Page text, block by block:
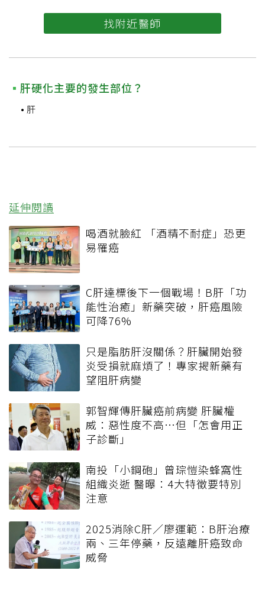
找附近醫師
肝硬化主要的發生部位？
肝
延伸閱讀
喝酒就臉紅 「酒精不耐症」恐更
易罹癌
C肝達標後下一個戰場！B肝「功
能性治癒」新藥突破，肝癌風險
可降76%
只是脂肪肝沒關係？肝臟開始發
炎受損就麻煩了！專家揭新藥有
望阻肝病變
郭智輝傳肝臟癌前病變 肝臟權
威：惡性度不高…但「怎會用正
子診斷」
南投「小鋼砲」曾琮愷染蜂窩性
組織炎逝 醫曝：4大特徵要特別
注意
2025消除C肝／廖運範：B肝治療
兩、三年停藥，反遠離肝癌致命
威脅